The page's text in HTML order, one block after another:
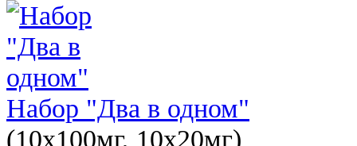
Набор "Два в одном"
(10x100мг, 10x20мг)